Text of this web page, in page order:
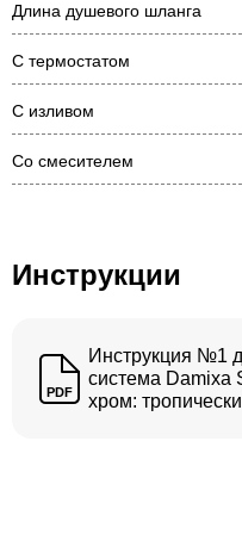
Длина душевого шланга
С термостатом
С изливом
Со смесителем
Инструкции
PDF
Инструкция №1
система Damixa
хром: